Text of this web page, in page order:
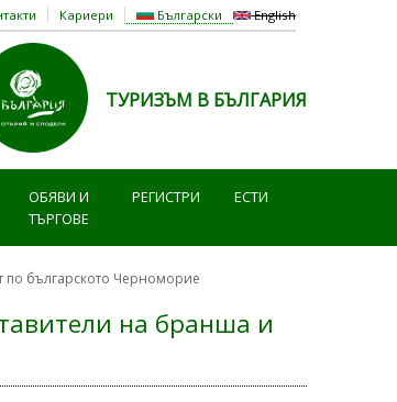
Български English
Кариери
ТУРИЗЪМ В БЪЛГАРИЯ
ОБЯВИ И
ТЪРГОВЕ
РЕГИСТРИ ЕСТИ
по българското Черноморие
на бранша и